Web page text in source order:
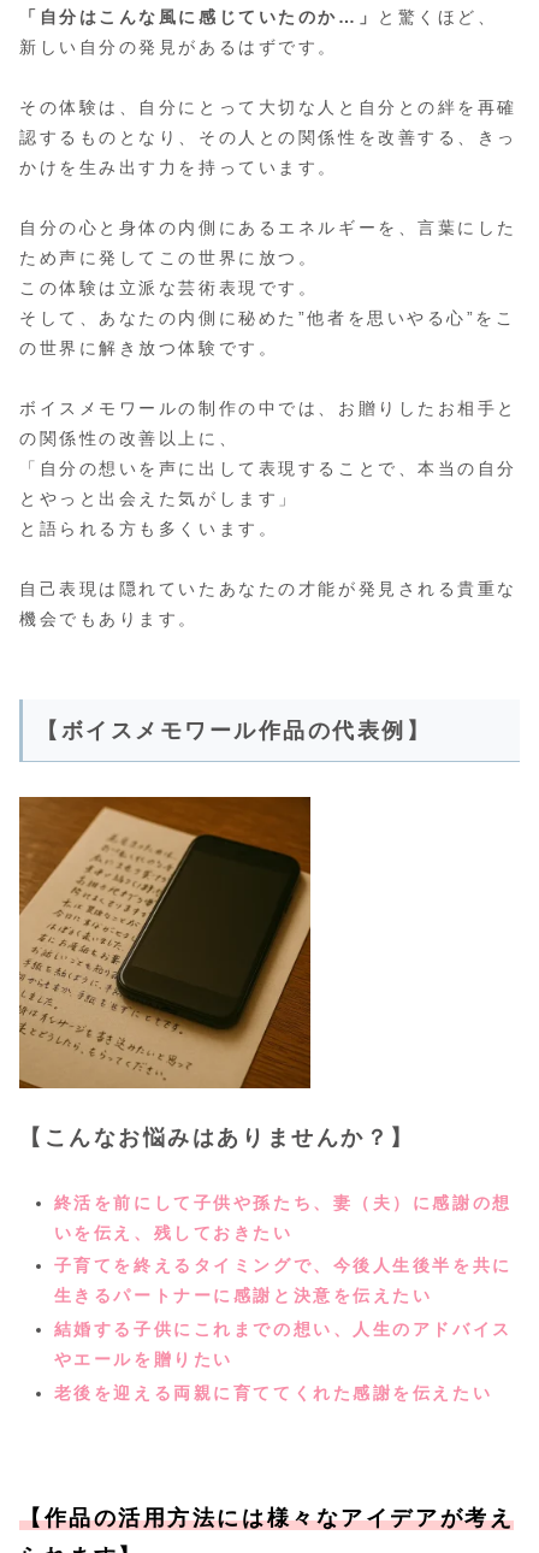
「自分はこんな風に感じていたのか…」
と驚くほど、
新しい自分の発見があるはずです。
その体験は、自分にとって大切な人と自分との絆を再確
認するものとなり、その人との関係性を改善する、きっ
かけを生み出す力を持っています。
自分の心と身体の内側にあるエネルギーを、言葉にした
ため声に発してこの世界に放つ。
この体験は立派な芸術表現です。
そして、あなたの内側に秘めた”他者を思いやる心”をこ
の世界に解き放つ体験です。
ボイスメモワールの制作の中では、お贈りしたお相手と
の関係性の改善以上に、
「自分の想いを声に出して表現することで、本当の自分
とやっと出会えた気がします」
と語られる方も多くいます。
自己表現は隠れていたあなたの才能が発見される貴重な
機会でもあります。
【ボイスメモワール作品の代表例】
【こんなお悩みはありませんか？】
終活を前にして子供や孫たち、妻（夫）に感謝の想
いを伝え、残しておきたい
子育てを終えるタイミングで、今後人生後半を共に
生きるパートナーに感謝と決意を伝えたい
結婚する子供にこれまでの想い、人生のアドバイス
やエールを贈りたい
老後を迎える両親に育ててくれた感謝を伝えたい
【作品の活用方法には様々なアイデアが考え